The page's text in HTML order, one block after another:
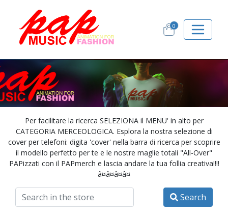
0
Per facilitare la ricerca SELEZIONA il MENU' in alto per
CATEGORIA MERCEOLOGICA. Esplora la nostra selezione di
cover per telefoni: digita 'cover' nella barra di ricerca per scoprire
il modello perfetto per te e le nostre maglie totali "All-Over"
PAPizzati con il PAPmerch e lascia andare la tua follia creativa!!!!
â¤â¤â¤â¤
Search